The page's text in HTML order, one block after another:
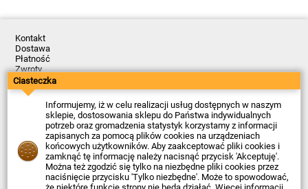
Kontakt
Dostawa
Płatność
Zwroty
Reklamacje
Regulamin
Polityka Prywatności
O Firmie
Data ostatniej aktualizacji: 2026-08-10
© Firma Piekarz Sp. z o.o. 2000-2026
Sklep elektroniczny Firma Piekarz Sp. z o.o.
ul. Wólczyńska 206
01-919 Warszawa
Ciasteczka
Informujemy, iż w celu realizacji usług dostępnych w naszym
sklepie, dostosowania sklepu do Państwa indywidualnych
potrzeb oraz gromadzenia statystyk korzystamy z informacji
zapisanych za pomocą plików cookies na urządzeniach
końcowych użytkowników. Aby zaakceptować pliki cookies i
zamknąć tę informację należy nacisnąć przycisk 'Akceptuję'.
Można też zgodzić się tylko na niezbędne pliki cookies przez
naciśnięcie przycisku 'Tylko niezbędne'. Może to spowodować,